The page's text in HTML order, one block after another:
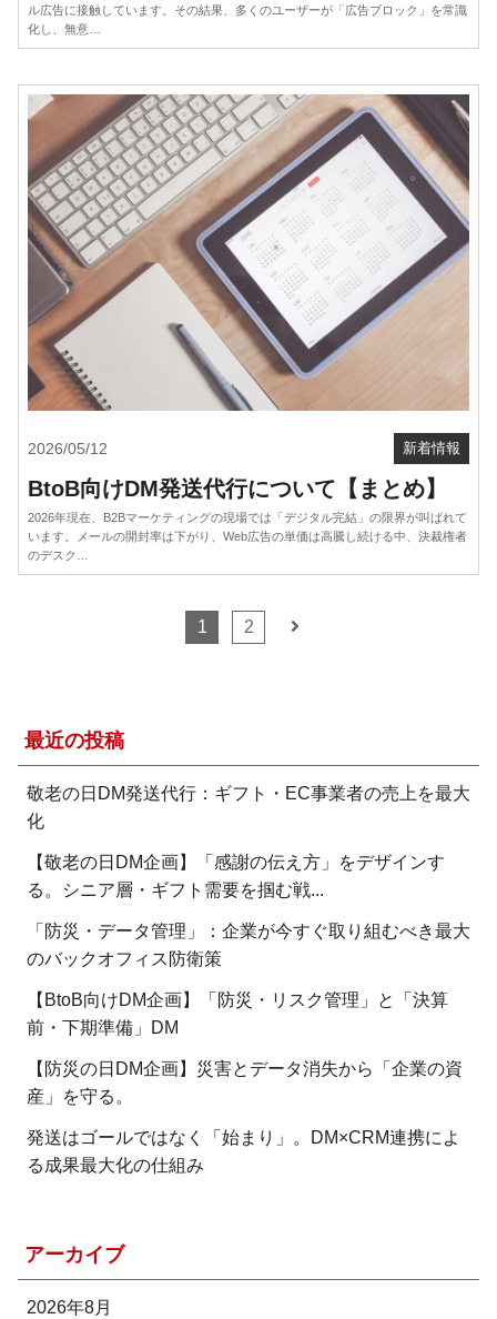
ル広告に接触しています。その結果、多くのユーザーが「広告ブロック」を常識
化し、無意…
2026/05/12 新着情報
BtoB向けDM発送代行について【まとめ】
2026年現在、B2Bマーケティングの現場では「デジタル完結」の限界が叫ばれて
います。メールの開封率は下がり、Web広告の単価は高騰し続ける中、決裁権者
のデスク…
1 2
最近の投稿
敬老の日DM発送代行：ギフト・EC事業者の売上を最大
化
【敬老の日DM企画】「感謝の伝え方」をデザインす
る。シニア層・ギフト需要を掴む戦...
「防災・データ管理」：企業が今すぐ取り組むべき最大
のバックオフィス防衛策
【BtoB向けDM企画】「防災・リスク管理」と「決算
前・下期準備」DM
【防災の日DM企画】災害とデータ消失から「企業の資
産」を守る。
発送はゴールではなく「始まり」。DM×CRM連携によ
る成果最大化の仕組み
アーカイブ
2026年8月